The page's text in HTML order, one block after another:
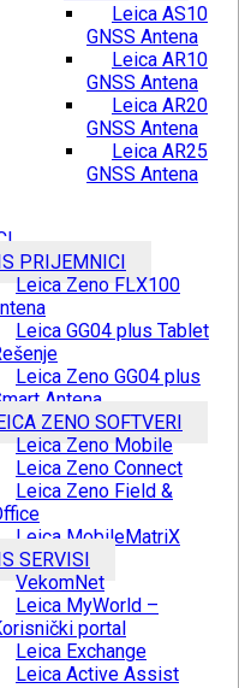
Leica AS10
GNSS Antena
Leica AR10
GNSS Antena
Leica AR20
GNSS Antena
Leica AR25
GNSS Antena
PRIJEMNICI
Leica Zeno FLX100
Leica GG04 plus Tablet
Leica Zeno GG04 plus
Antena
ZENO SOFTVERI
Leica Zeno Mobile
Leica Zeno Connect
Leica Zeno Field &
Leica MobileMatriX
SERVISI
VekomNet
Leica MyWorld –
portal
Leica Exchange
Leica Active Assist